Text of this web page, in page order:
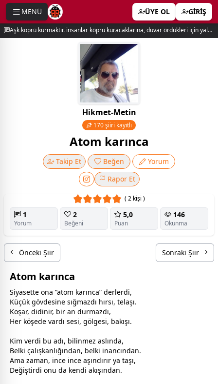
MENÜ ÜYE OL GİRİŞ
Aşk köprü kurmaktır. insanlar köprü kuracaklarına, duvar ördükleri için yalnız kalırlar. newton
Hikmet-Metin
170 şiiri kayıtlı
Atom karınca
Takip Et Beğen
Yorum
Rapor Et
( 2 kişi )
1
Yorum
2
Beğeni
5,0
Puan
146
Okunma
Önceki Şiir Sonraki Şiir
Atom karınca
Siyasette ona “atom karınca” derlerdi,
Küçük gövdesine sığmazdı hırsı, telaşı.
Koşar, didinir, bir an durmazdı,
Her köşede vardı sesi, gölgesi, bakışı.
Kim verdi bu adı, bilinmez aslında,
Belki çalışkanlığından, belki inancından.
Ama zaman, ince ince aşındırır ya taşı,
Değiştirdi onu da kendi akışından.
menu